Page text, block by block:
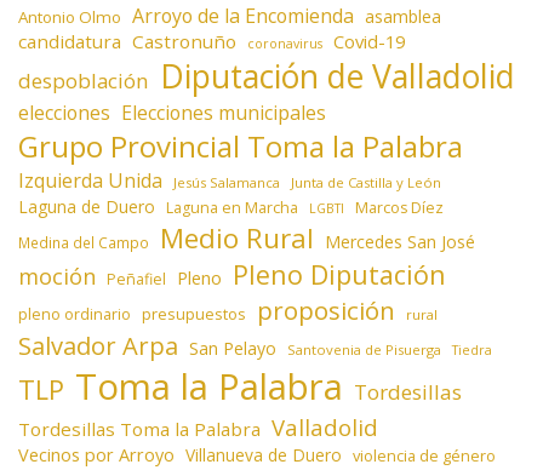
Antonio Olmo Arroyo de la Encomienda asamblea
candidatura Castronuño coronavirus Covid-19
despoblación Diputación de Valladolid
elecciones Elecciones municipales
Grupo Provincial Toma la Palabra
Izquierda Unida Jesús Salamanca Junta de Castilla y León
Laguna de Duero Laguna en Marcha LGBTI Marcos Díez
Medina del Campo Medio Rural Mercedes San José
moción Peñafiel Pleno Pleno Diputación
pleno ordinario presupuestos proposición rural
Salvador Arpa San Pelayo Santovenia de Pisuerga Tiedra
TLP Toma la Palabra Tordesillas
Tordesillas Toma la Palabra Valladolid
Vecinos por Arroyo Villanueva de Duero violencia de género